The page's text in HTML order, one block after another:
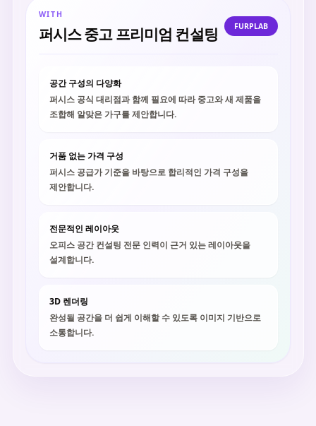
WITH
퍼시스 중고 프리미엄 컨설팅 FURPLAB
공간 구성의 다양화
퍼시스 공식 대리점과 함께 필요에 따라 중고와 새 제품을
조합해 알맞은 가구를 제안합니다.
거품 없는 가격 구성
퍼시스 공급가 기준을 바탕으로 합리적인 가격 구성을
제안합니다.
전문적인 레이아웃
오피스 공간 컨설팅 전문 인력이 근거 있는 레이아웃을
설계합니다.
3D 렌더링
완성될 공간을 더 쉽게 이해할 수 있도록 이미지 기반으로
소통합니다.